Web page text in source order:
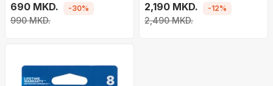
690 MKD.
990 MKD.
-30% 2,190 MKD.
2,490 MKD.
-12%